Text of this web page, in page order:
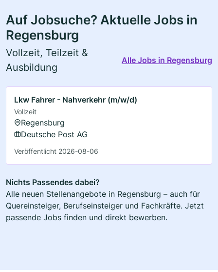
Auf Jobsuche? Aktuelle Jobs in
Regensburg
Vollzeit, Teilzeit &
Ausbildung
Alle Jobs in Regensburg
Lkw Fahrer - Nahverkehr (m/w/d)
Vollzeit
Regensburg
Deutsche Post AG
Veröffentlicht 2026-08-06
Nichts Passendes dabei?
Alle neuen Stellenangebote in Regensburg – auch für
Quereinsteiger, Berufseinsteiger und Fachkräfte. Jetzt
passende Jobs finden und direkt bewerben.